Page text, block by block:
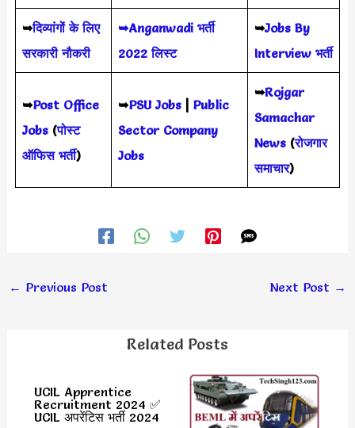
➥दिव्यांगों के लिए
सरकारी नौकरी
➥Anganwadi भर्ती
2022 लिस्ट
➥Jobs By
Interview भर्ती
➥Post Office
Jobs(पोस्ट
ऑफिस भर्ती)
➥PSU Jobs| Public
Sector Company
Jobs
➥Rojgar
Samachar
News(रोजगार
समाचार)
← Previous Post Next Post →
Related Posts
UCIL Apprentice
Recruitment 2024 ✅
UCIL अपरेंटिस भर्ती 2024